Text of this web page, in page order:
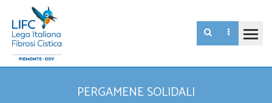
PERGAMENE SOLIDALI